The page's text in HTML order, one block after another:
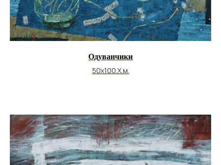
Одуванчики
50х100.Х.м.